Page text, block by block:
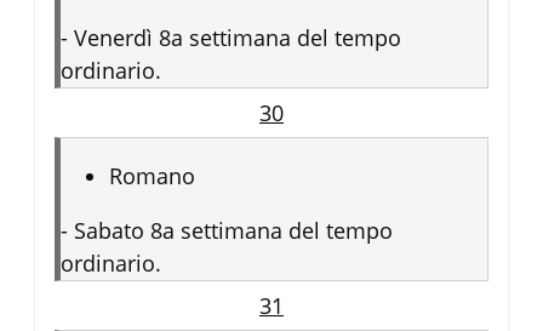
- Venerdì 8a settimana del tempo
ordinario.
30
Romano
- Sabato 8a settimana del tempo
ordinario.
31